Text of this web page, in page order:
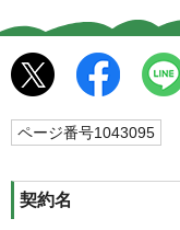
ページ番号1043095
契約名